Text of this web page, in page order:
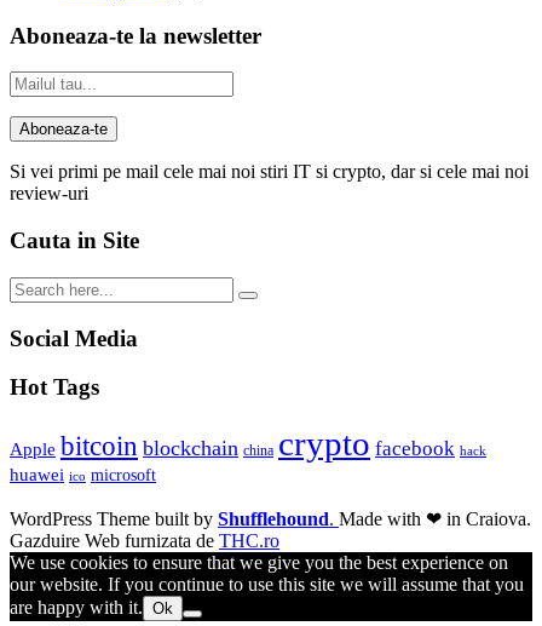
Aboneaza-te la newsletter
Si vei primi pe mail cele mai noi stiri IT si crypto, dar si cele mai noi
review-uri
Cauta in Site
Social Media
Hot Tags
Apple bitcoin blockchain china crypto facebook hack
huawei ico microsoft
WordPress Theme built by Shufflehound. Made with ❤ in Craiova.
Gazduire Web furnizata de THC.ro
We use cookies to ensure that we give you the best experience on
our website. If you continue to use this site we will assume that you
are happy with it. Ok